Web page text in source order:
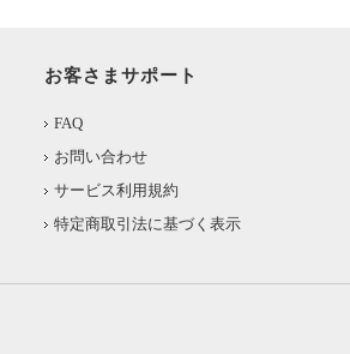
お客さまサポート
FAQ
お問い合わせ
サービス利用規約
特定商取引法に基づく表示